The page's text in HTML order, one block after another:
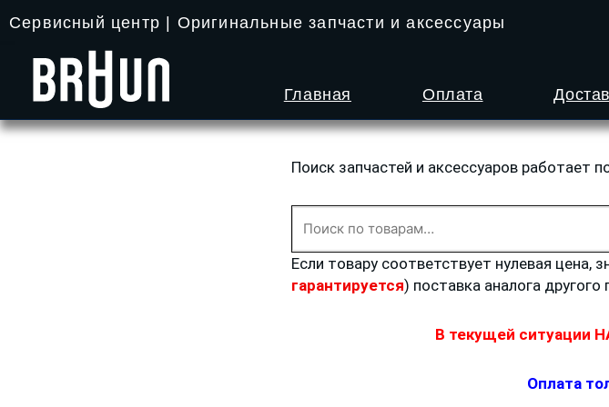
содержимому
Сервисный центр | Оригинальные запчасти и аксессуары
Главная Оплата
Поиск запчастей и аксессуаров работает
Если товару соответствует нулевая цена,
гарантируется) поставка аналога другого
В текущей ситуации
Оплата